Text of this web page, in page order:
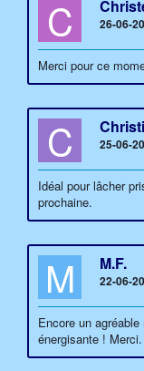
C 26-06-
Merci pour ce
C 25-06-
Idéal pour lâcher
prochaine.
M M.F.
22-06-
Encore un
énergisante !